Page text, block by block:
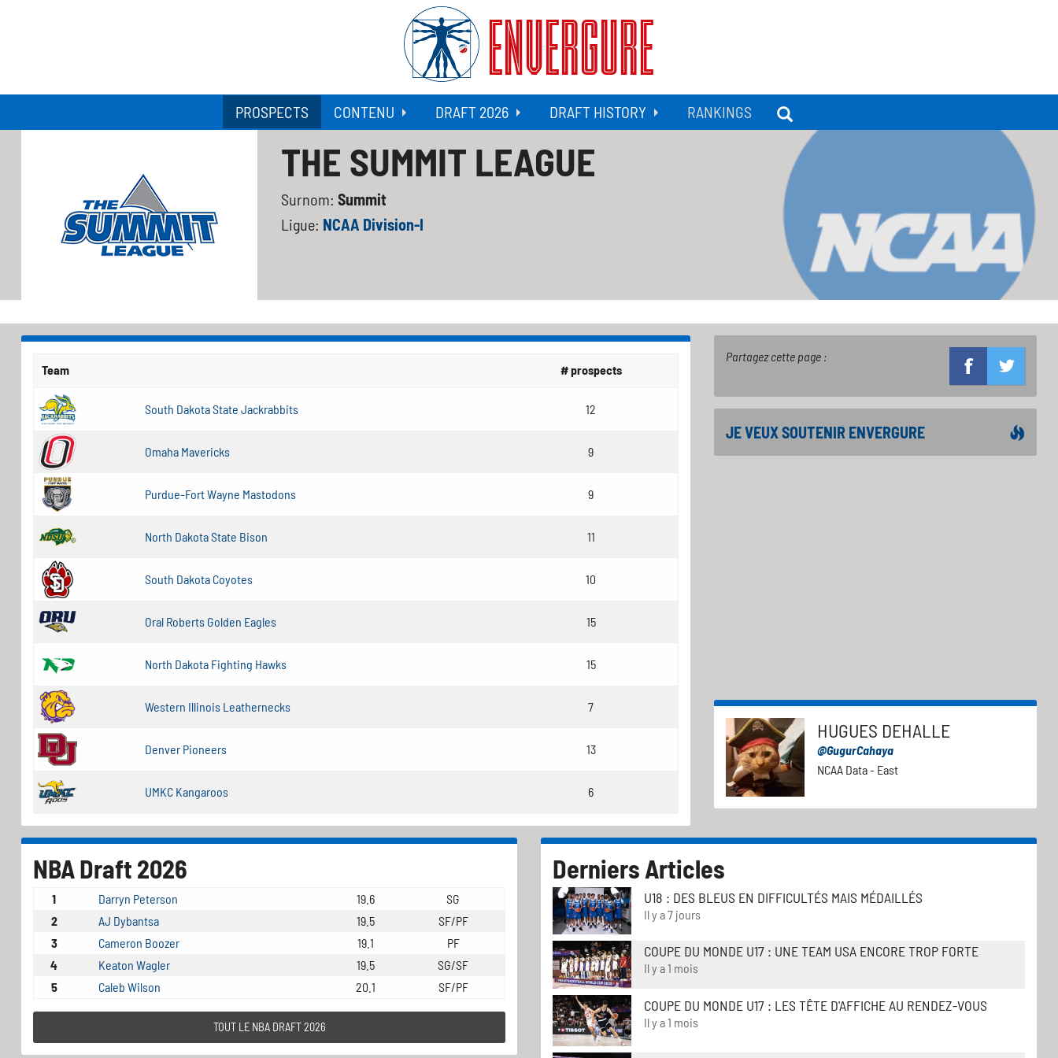
ENVERGURE
PROSPECTS CONTENU DRAFT 2026 DRAFT HISTORY RANKINGS
THE SUMMIT LEAGUE
Surnom: Summit
Ligue: NCAA Division-I
Team # prospects
South Dakota State Jackrabbits 12
Omaha Mavericks 9
Purdue-Fort Wayne Mastodons 9
North Dakota State Bison 11
South Dakota Coyotes 10
Oral Roberts Golden Eagles 15
North Dakota Fighting Hawks 15
Western Illinois Leathernecks 7
Denver Pioneers 13
UMKC Kangaroos 6
Partagez cette page :
JE VEUX SOUTENIR ENVERGURE
HUGUES DEHALLE
@GugurCahaya
NCAA Data - East
NBA Draft 2026
1 Darryn Peterson 19.6
SG
2
AJ Dybantsa 19.5
SF/PF
3
Cameron Boozer 19.1
PF
4
Keaton Wagler 19.5
SG/SF
5
Caleb Wilson 20.1 SF/PF
TOUT LE NBA DRAFT 2026
Derniers Articles
U18 : DES BLEUS EN DIFFICULTÉS MAIS MÉDAILLÉS
Il y a 7 jours
COUPE DU MONDE U17 : UNE TEAM USA ENCORE TROP FORTE
Il y a 1 mois
COUPE DU MONDE U17 : LES TÊTE D'AFFICHE AU RENDEZ-VOUS
Il y a 1 mois